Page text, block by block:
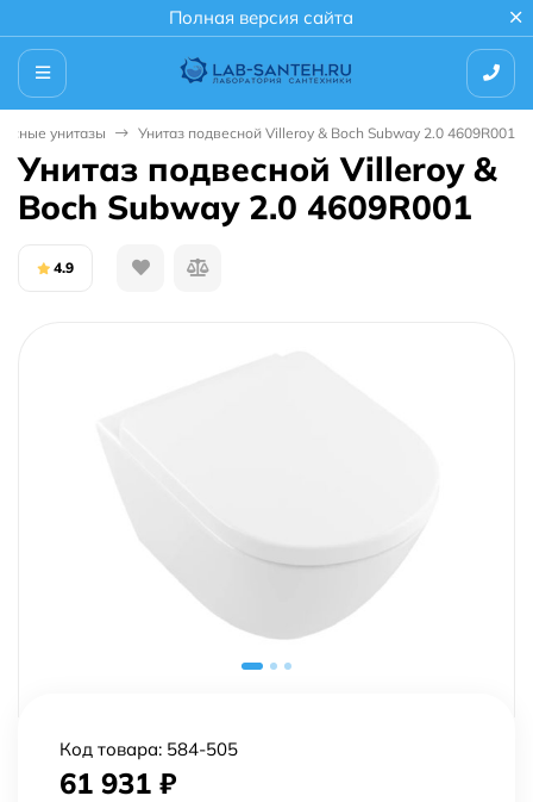
Полная версия сайта
унитазы Унитаз подвесной Villeroy & Boch Subway 2.0 4609R001
Унитаз подвесной Villeroy &
Boch Subway 2.0 4609R001
4.9
Код товара: 584-505
61 931 ₽